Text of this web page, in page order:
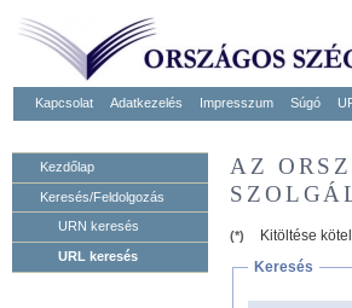
Kapcsolat Adatkezelés Impresszum Súgó
Kezdőlap
Keresés/Feldolgozás
URN keresés
URL keresés
AZ
(*)
Kitöltése
Keresés